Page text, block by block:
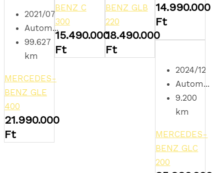
2021/07
Autom...
99.627
km
MERCEDES-
BENZ GLE
400
21.990.000
Ft
BENZ C
300
15.490.000
Ft
BENZ GLB
220
18.490.000
Ft
14.990.000
Ft
2024/12
Autom...
9.200
km
MERCEDES-
BENZ GLC
200